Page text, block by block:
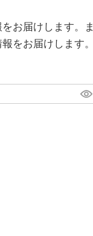
お届けします。ま
をお届けします。